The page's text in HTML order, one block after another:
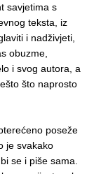
savjetima s
teksta, iz
i nadživjeti,
obuzme,
i svog autora, a
što naprosto
poseže
je svakako
se i piše sama.